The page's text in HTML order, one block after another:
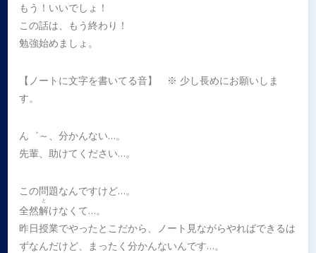
もう！いいでしょ！
この話は、もう終わり！
勉強始めましょ。
【ノートに文字を書いてる音】 ※ 少し長めにお願いしま
す。
ん゛～、分かんない…。
先輩、助けてください…。
この問題なんですけど…。
全然解
と
けなくて…。
昨日授業でやったとこだから、ノート見ながらやればできるは
ずなんだけど、まったく分かんないんです…。